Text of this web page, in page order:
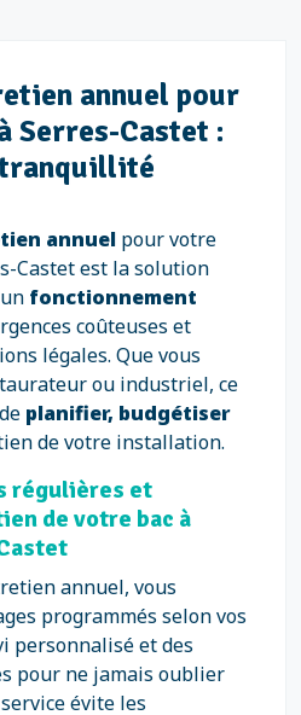
annuel pour
Serres-Castet :
annuel pour votre
Castet est la solution
fonctionnement
coûteuses et
légales. Que vous
ou industriel, ce
planifier, budgétiser
de votre installation.
régulières et
de votre bac à
annuel, vous
programmés selon vos
personnalisé et des
pour ne jamais oublier
évite les